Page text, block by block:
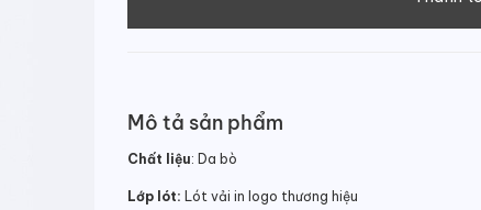
Mô tả sản phẩm
Chất liệu: Da bò
Lớp lót: Lót vải in logo thương hiệu